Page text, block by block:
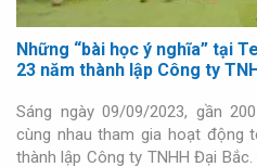
Những “bài học ý nghĩa” tại
23 năm thành lập Công ty
Sáng ngày 09/09/2023, gần
cùng nhau tham gia hoạt động
thành lập Công ty TNHH Đại